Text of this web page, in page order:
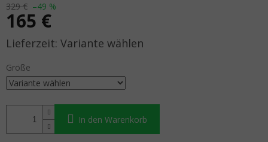
329 € –49 %
165 €
Verkaufspreis: Variante wählen
Größe
In den Warenkorb